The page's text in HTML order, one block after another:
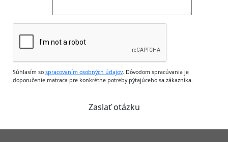
Súhlasím so spracovaním osobných údajov. Dôvodom spracúvania je
doporučenie matraca pre konkrétne potreby pýtajúceho sa zákazníka.